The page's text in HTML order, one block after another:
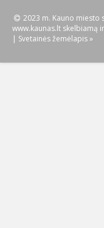
2023 m. Kauno
www.kaunas.lt skelbiamą
| Svetainės žemėlapis »